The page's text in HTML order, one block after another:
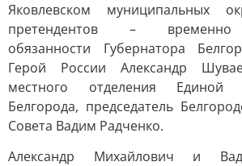
Яковлевском муниципальных
претендентов – временно
обязанности Губернатора
Герой России Александр
местного отделения Единой
Белгорода, председатель
Совета Вадим Радченко.
Александр Михайлович и